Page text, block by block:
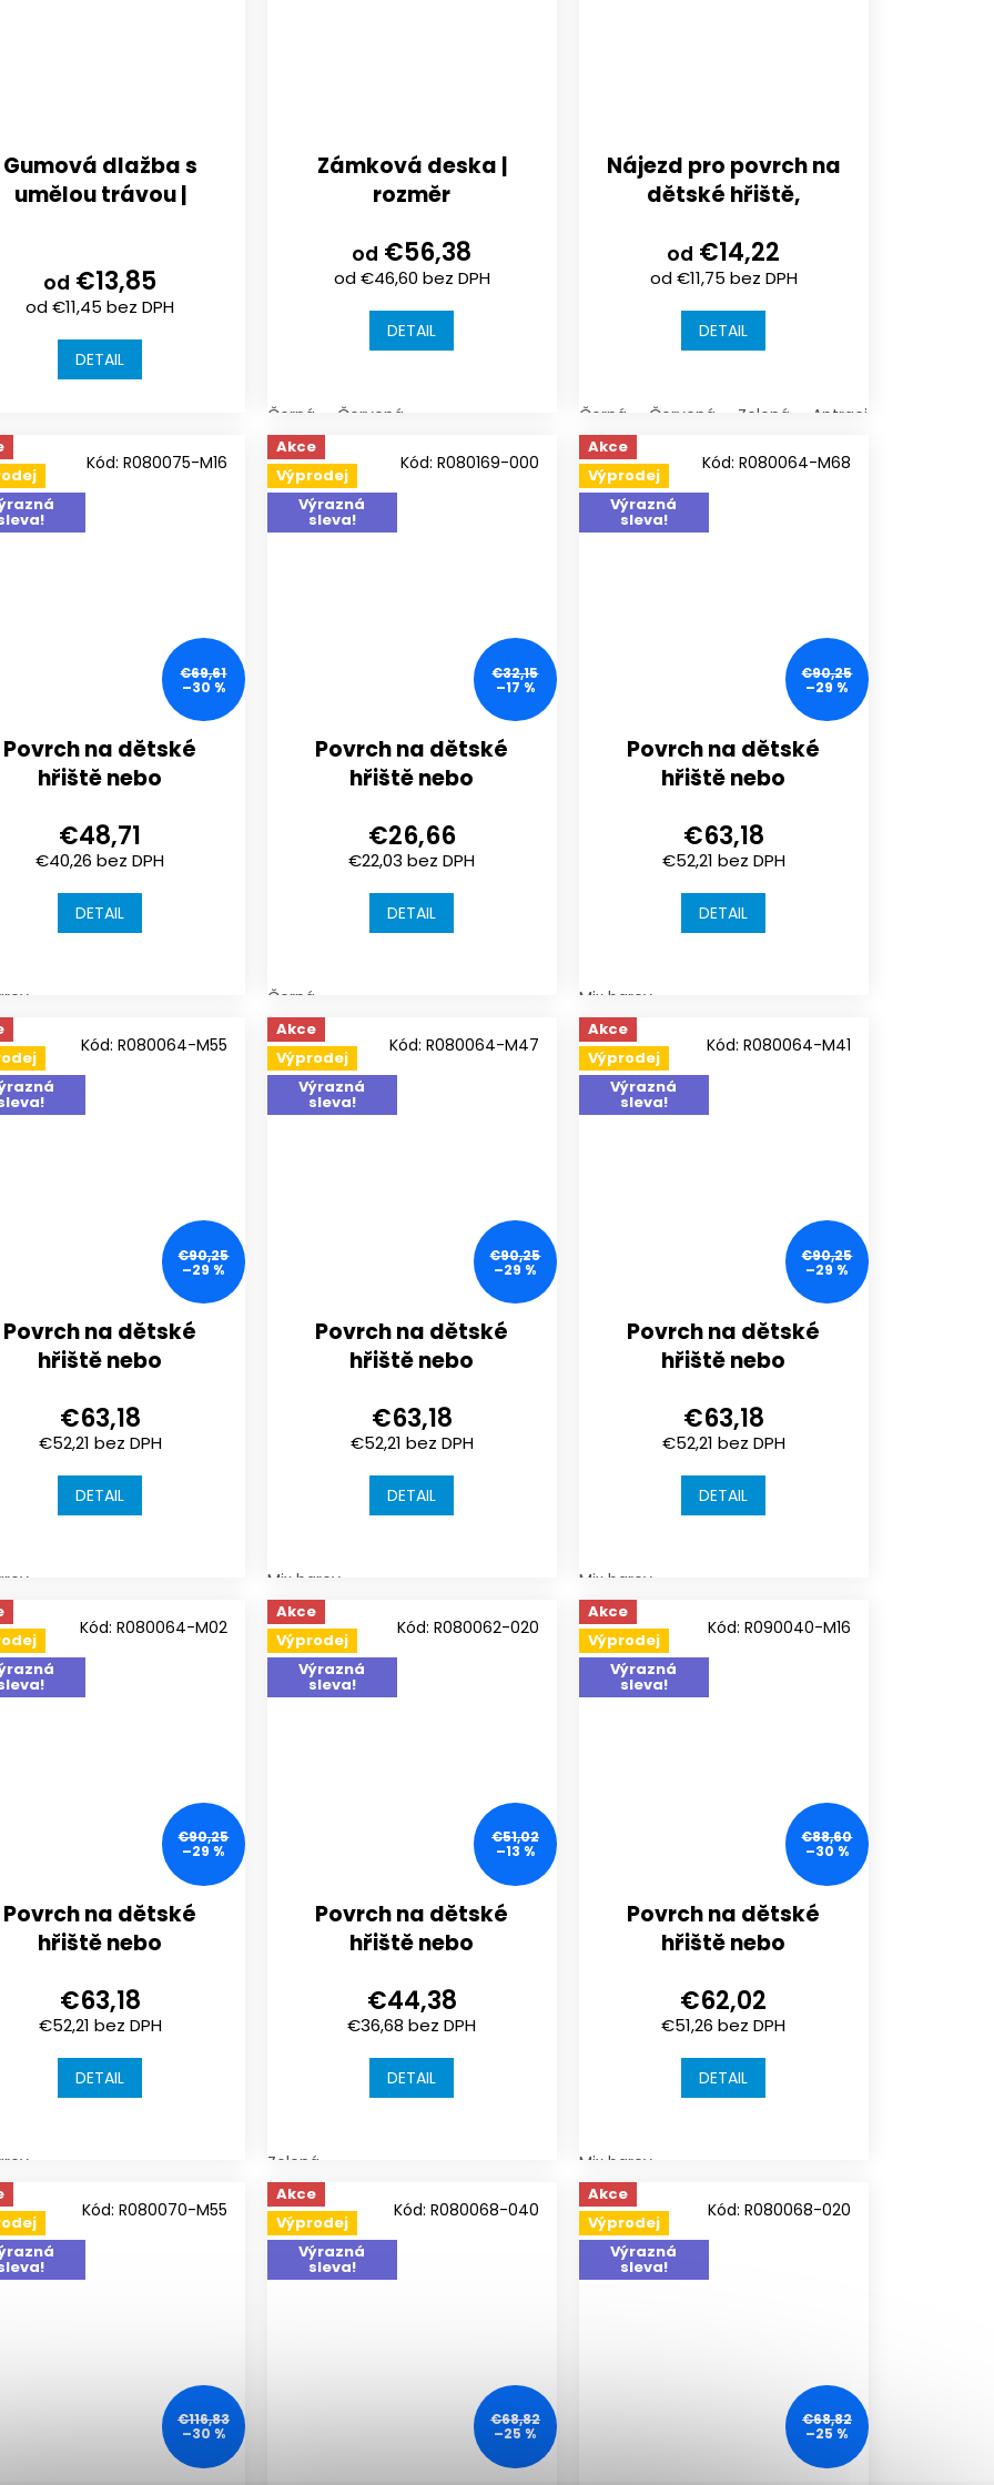
Gumová dlažba s
umělou trávou |
od €11,45 bez DPH
od €13,85
DETAIL
Zámková deska |
rozměr
od €46,60 bez DPH
od €56,38
DETAIL
Černá Červená
Nájezd pro povrch na
dětské hřiště,
terasu |
750x300x25/30/40mm
| spojení na kolíky
od €11,75 bez DPH
od €14,22
DETAIL
Černá Červená Zelená Antracit (tmavá šedá)
€69,61
–30 %
Povrch na dětské
hřiště nebo
mm |
spojení puzzle
€40,26 bez DPH
€48,71
DETAIL
Kód: R080075-M16
Akce
Výprodej
Výrazná
sleva!
€32,15
–17 %
Povrch na dětské
hřiště nebo
1000x1000x18 mm |
spojení puzzle
€22,03 bez DPH
€26,66
DETAIL
Černá
Kód: R080169-000
Akce
Výprodej
Výrazná
sleva!
€90,25
–29 %
Povrch na dětské
hřiště nebo
1000x1000x30 mm |
spojení puzzle
€52,21 bez DPH
€63,18
DETAIL
Mix barev
Kód: R080064-M68
€90,25
–29 %
Povrch na dětské
hřiště nebo
mm |
spojení puzzle
€52,21 bez DPH
€63,18
DETAIL
Kód: R080064-M55
Akce
Výprodej
Výrazná
sleva!
€90,25
–29 %
Povrch na dětské
hřiště nebo
1000x1000x30 mm |
spojení puzzle
€52,21 bez DPH
€63,18
DETAIL
Mix barev
Kód: R080064-M47
Akce
Výprodej
Výrazná
sleva!
€90,25
–29 %
Povrch na dětské
hřiště nebo
1000x1000x30 mm |
spojení puzzle
€52,21 bez DPH
€63,18
DETAIL
Mix barev
Kód: R080064-M41
€90,25
–29 %
Povrch na dětské
hřiště nebo
mm |
spojení puzzle
€52,21 bez DPH
€63,18
DETAIL
Kód: R080064-M02
Akce
Výprodej
Výrazná
sleva!
€51,02
–13 %
Povrch na dětské
hřiště nebo
1000x1000x30 mm |
spojení puzzle
€36,68 bez DPH
€44,38
DETAIL
Zelená
Kód: R080062-020
Akce
Výprodej
Výrazná
sleva!
€88,60
–30 %
Povrch na dětské
hřiště nebo
1000x1000x30mm |
spojení skryté zámky
€51,26 bez DPH
€62,02
DETAIL
Mix barev
Kód: R090040-M16
€116,83
–30 %
Kód: R080070-M55
Akce
Výprodej
Výrazná
sleva!
€68,82
–25 %
Kód: R080068-040
Akce
Výprodej
Výrazná
sleva!
€68,82
–25 %
Kód: R080068-020